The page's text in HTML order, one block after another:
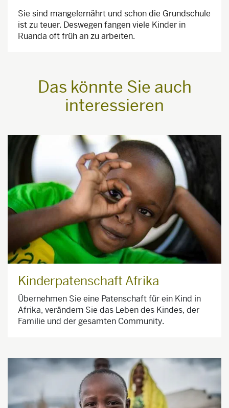
Sie sind mangelernährt und schon die Grundschule
ist zu teuer. Deswegen fangen viele Kinder in
Ruanda oft früh an zu arbeiten.
Das könnte Sie auch
interessieren
Kinderpatenschaft Afrika
Übernehmen Sie eine Patenschaft für ein Kind in
Afrika, verändern Sie das Leben des Kindes, der
Familie und der gesamten Community.